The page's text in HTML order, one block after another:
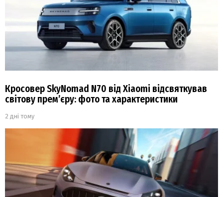
Кросовер SkyNomad N70 від Xiaomi відсвяткував
світову прем’єру: фото та характеристики
2 дні тому